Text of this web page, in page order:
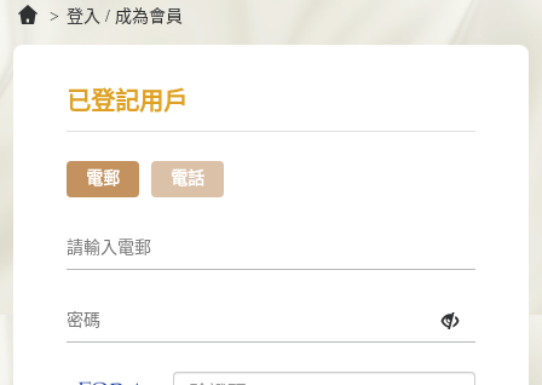
> 登入 / 成為會員
已登記用戶
電郵 電話